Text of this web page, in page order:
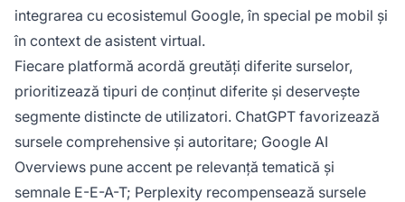
integrarea cu ecosistemul Google, în special pe mobil și
în context de asistent virtual.
Fiecare platformă acordă greutăți diferite surselor,
prioritizează tipuri de conținut diferite și deservește
segmente distincte de utilizatori. ChatGPT favorizează
sursele comprehensive și autoritare; Google AI
Overviews pune accent pe relevanță tematică și
semnale E-E-A-T; Perplexity recompensează sursele